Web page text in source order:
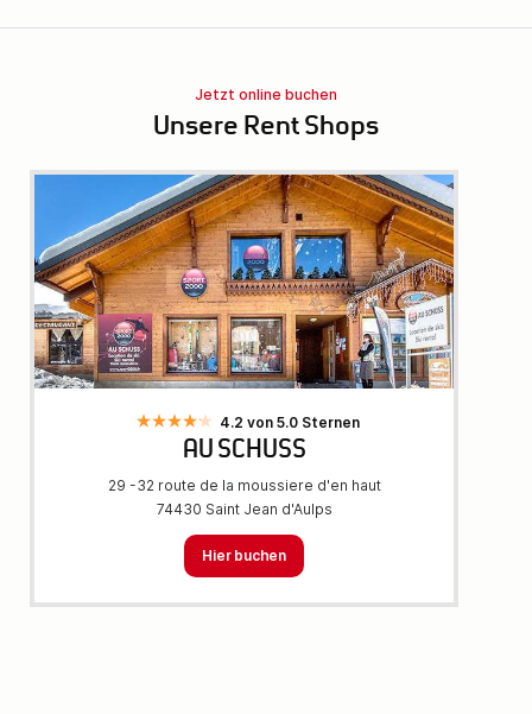
Jetzt online buchen
Unsere Rent Shops
4.2 von 5.0 Sternen
AU SCHUSS
29 -32 route de la moussiere d'en haut
74430 Saint Jean d'Aulps
Hier buchen